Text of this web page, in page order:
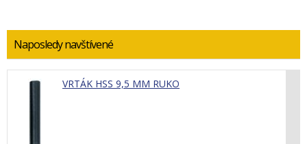
Naposledy navštívené
VRTÁK HSS 9,5 MM RUKO